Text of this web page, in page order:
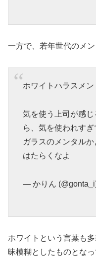
一方で、若年世代のメン
ホワイトハラスメン
気を使う上司が感
ら、気を使われす
ガラスのメンタルか
はたらくなよ
— かりん
ホワイトという言葉も
昧模糊としたものとなっ